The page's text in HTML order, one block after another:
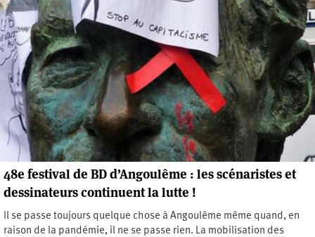
48e festival de BD d’Angoulême : les scénaristes et
dessinateurs continuent la lutte !
Il se passe toujours quelque chose à Angoulême même quand, en
raison de la pandémie, il ne se passe rien. La mobilisation des